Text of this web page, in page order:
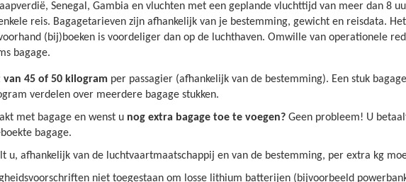
Senegal, Gambia en vluchten met een geplande vluchttijd van meer dan 8
reis. Bagagetarieven zijn afhankelijk van je bestemming, gewicht en reisdata.
(bij)boeken is voordeliger dan op de luchthaven. Omwille van operationele
bagage.
45 of 50 kilogram per passagier (afhankelijk van de bestemming). Een stuk
verdelen over meerdere bagage stukken.
met bagage en wenst u nog extra bagage toe te voegen? Geen probleem! U
bagage.
u, afhankelijk van de luchtvaartmaatschappij en van de bestemming, per extra kg
niet toegestaan om losse lithium batterijen (bijvoorbeeld